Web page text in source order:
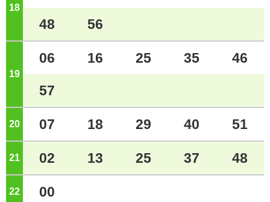
18 ジ
48 56
19 ジ
06 16 25 35 46
57
20 07 18 29 40 51
21 02 13 25 37 48
22 00